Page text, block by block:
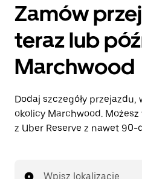
Zamów
teraz lub
Marchwood
Dodaj szczegóły
okolicy Marchwood.
z Uber Reserve z nawet
Wpisz lokalizację